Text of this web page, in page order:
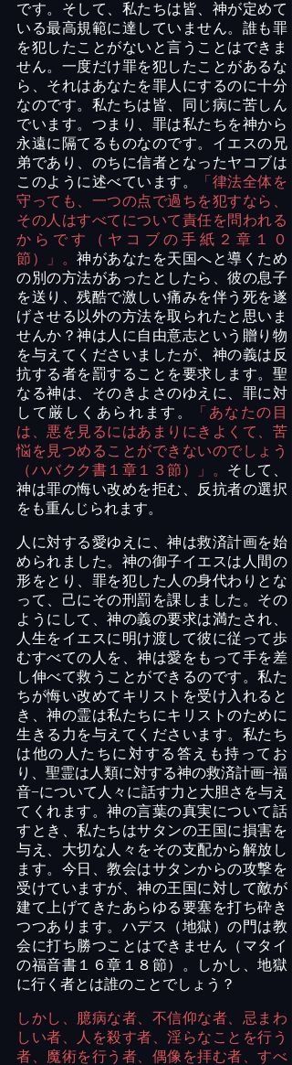
です。そして、私たちは皆、神が定めて
いる最高規範に達していません。誰も罪
を犯したことがないと言うことはできま
せん。一度だけ罪を犯したことがあるな
ら、それはあなたを罪人にするのに十分
なのです。私たちは皆、同じ病に苦しん
でいます。つまり、罪は私たちを神から
永遠に隔てるものなのです。イエスの兄
弟であり、のちに信者となったヤコブは
このように述べています。
「律法全体を
守っても、一つの点で過ちを犯すなら、
その人はすべてについて責任を問われる
からです（ヤコブの手紙２章１０
節）」。神があなたを天国へと導くため
の別の方法があったとしたら、彼の息子
を送り、残酷で激しい痛みを伴う死を遂
げさせる以外の方法を取られたと思いま
せんか？神は人に自由意志という贈り物
を与えてくださいましたが、神の義は反
抗する者を罰することを要求します。聖
なる神は、そのきよさのゆえに、罪に対
して厳しくあられます。
「あなたの目
は、悪を見るにはあまりにきよくて、苦
悩を見つめることができないのでしょう
（ハバクク書１章１３節）」。 そして、
神は罪の悔い改めを拒む、反抗者の選択
をも重んじられます。
人に対する愛ゆえに、神は救済計画を始
められました。神の御子イエスは人間の
形をとり、罪を犯した人の身代わりとな
って、己にその刑罰を課しました。その
ようにして、神の義の要求は満たされ、
人生をイエスに明け渡して彼に従って歩
むすべての人を、神は愛をもって手を差
し伸べて救うことができるのです。私た
ちが悔い改めてキリストを受け入れると
き、神の霊は私たちにキリストのために
生きる力を与えてくださいます。私たち
は他の人たちに対する答えも持ってお
り、聖霊は人類に対する神の救済計画−福
音−について人々に話す力と大胆さを与え
てくれます。神の言葉の真実について話
すとき、私たちはサタンの王国に損害を
与え、大切な人々をその支配から解放し
ます。今日、教会はサタンからの攻撃を
受けていますが、神の王国に対して敵が
建て上げてきたあらゆる要塞を打ち砕き
つつあります。ハデス（地獄）の門は教
会に打ち勝つことはできません（マタイ
の福音書１６章１８節）。しかし、地獄
に行く者とは誰のことでしょう？
しかし、臆病な者、不信仰な者、忌まわ
しい者、人を殺す者、淫らなことを行う
者、魔術を行う者、偶像を拝む者、すべ